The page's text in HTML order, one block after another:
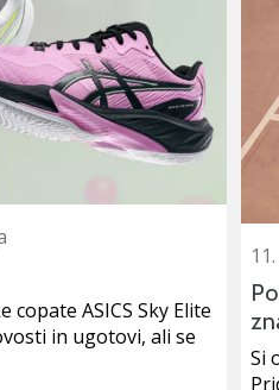
ASICS Sky Elite
in ugotovi, ali se
Si